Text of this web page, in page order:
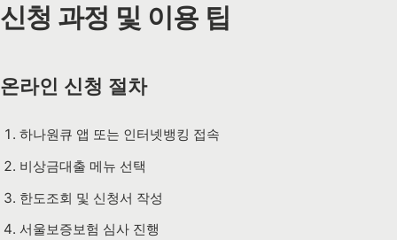
신청 과정 및 이용 팁
온라인 신청 절차
하나원큐 앱 또는 인터넷뱅킹 접속
비상금대출 메뉴 선택
한도조회 및 신청서 작성
서울보증보험 심사 진행